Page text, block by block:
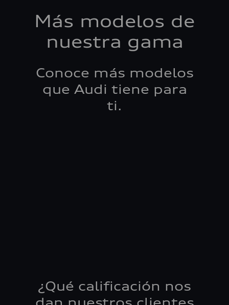
Más modelos de
nuestra gama
Conoce más modelos
que Audi tiene para
ti.
¿Qué calificación nos